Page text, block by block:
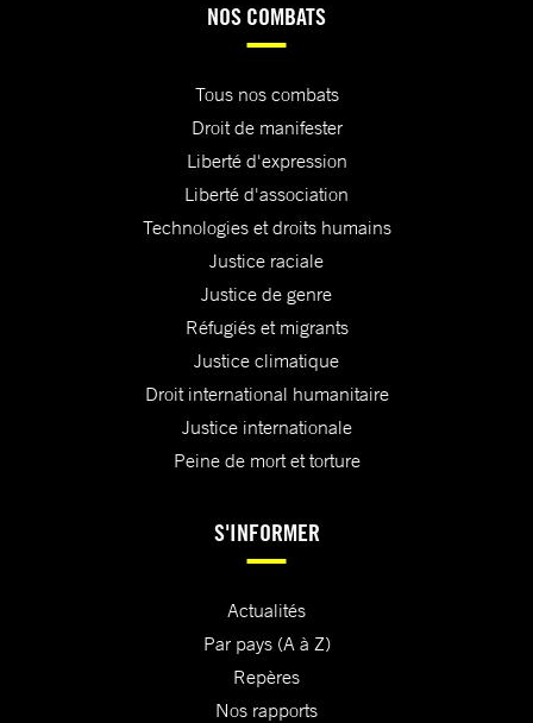
NOS COMBATS
Tous nos combats
Droit de manifester
Liberté d'expression
Liberté d'association
Technologies et droits humains
Justice raciale
Justice de genre
Réfugiés et migrants
Justice climatique
Droit international humanitaire
Justice internationale
Peine de mort et torture
S'INFORMER
Actualités
Par pays (A à Z)
Repères
Nos rapports